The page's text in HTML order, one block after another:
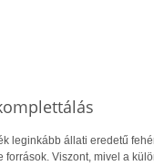
leginkább állati eredetű
források. Viszont, mivel a